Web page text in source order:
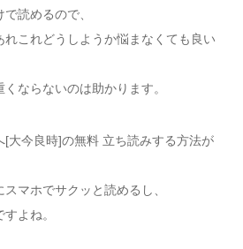
読めるので、
これどうしようか悩まなくても良い
ならないのは助かります。
[大今良時]の無料 立ち読みする方法が
マホでサクッと読めるし、
よね。